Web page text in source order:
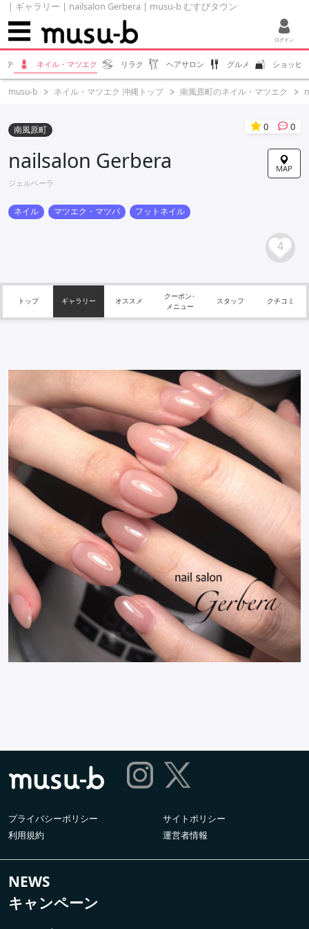
| ギャラリー | nailsalon Gerbera | musu-b むすびタウン
ログイン
テ ネイル・マツエク リラク ヘアサロン グルメ ショッピ
musu-b ネイル・マツエク 沖縄トップ 南風原町のネイル・マツエク
南風原町 0 0
MAP
nailsalon Gerbera
ジェルベーラ
ネイル マツエク・マツパ フットネイル
4
トップ ギャラリー オススメ
クーポン･
メニュー
スタッフ クチコミ
プライバシーポリシー
サイトポリシー
利用規約
運営者情報
NEWS
キャンペーン